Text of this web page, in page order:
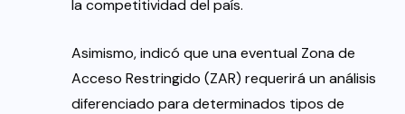
la competitividad del país.
Asimismo, indicó que una eventual Zona de
Acceso Restringido (ZAR) requerirá un análisis
diferenciado para determinados tipos de